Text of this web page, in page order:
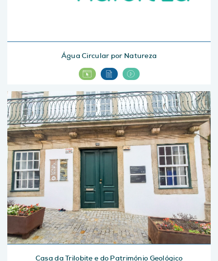
Água Circular por Natureza
Casa da Trilobite e do Património Geológico